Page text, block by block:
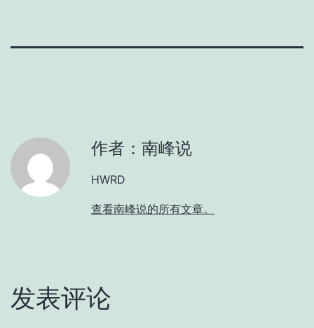
作者：南峰说
HWRD
查看南峰说的所有文章。
发表评论